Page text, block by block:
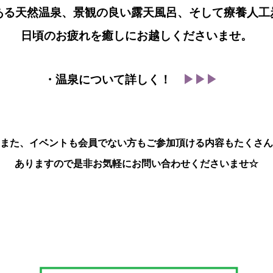
る天然温泉、景観の良い露天風呂、そして療養人工
日頃のお疲れを癒しにお越しくださいませ。
・温泉について詳しく！ ▶▶▶
また、イベントも会員でない方もご参加頂ける内容もたくさん
ありますので是非お気軽にお問い合わせくださいませ☆